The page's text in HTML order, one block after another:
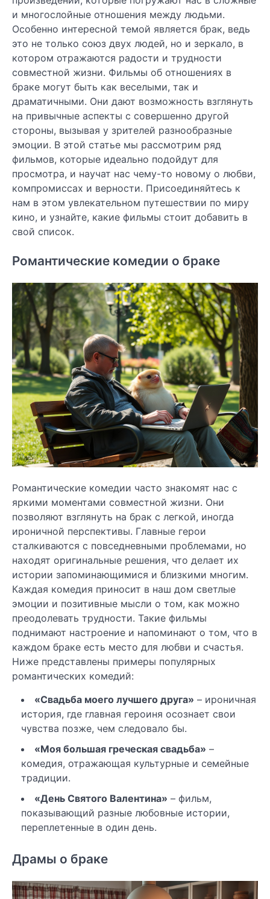
и многослойные отношения между людьми.
Особенно интересной темой является брак, ведь
это не только союз двух людей, но и зеркало, в
котором отражаются радости и трудности
совместной жизни. Фильмы об отношениях в
браке могут быть как веселыми, так и
драматичными. Они дают возможность взглянуть
на привычные аспекты с совершенно другой
стороны, вызывая у зрителей разнообразные
эмоции. В этой статье мы рассмотрим ряд
фильмов, которые идеально подойдут для
просмотра, и научат нас чему-то новому о любви,
компромиссах и верности. Присоединяйтесь к
нам в этом увлекательном путешествии по миру
кино, и узнайте, какие фильмы стоит добавить в
свой список.
Романтические комедии о браке
Романтические комедии часто знакомят нас с
яркими моментами совместной жизни. Они
позволяют взглянуть на брак с легкой, иногда
ироничной перспективы. Главные герои
сталкиваются с повседневными проблемами, но
находят оригинальные решения, что делает их
истории запоминающимися и близкими многим.
Каждая комедия приносит в наш дом светлые
эмоции и позитивные мысли о том, как можно
преодолевать трудности. Такие фильмы
поднимают настроение и напоминают о том, что в
каждом браке есть место для любви и счастья.
Ниже представлены примеры популярных
романтических комедий:
«Свадьба моего лучшего друга» – ироничная
история, где главная героиня осознает свои
чувства позже, чем следовало бы.
«Моя большая греческая свадьба» –
комедия, отражающая культурные и семейные
традиции.
«День Святого Валентина» – фильм,
показывающий разные любовные истории,
переплетенные в один день.
Драмы о браке